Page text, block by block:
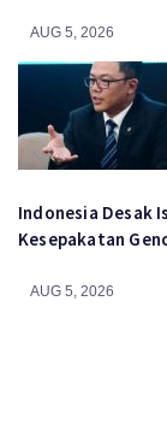
AUG 5, 2026
Indonesia Desak
Kesepakatan
AUG 5, 2026